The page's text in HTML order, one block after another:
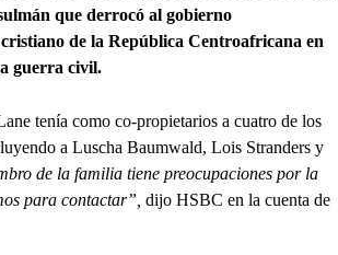
que derrocó al gobierno
de la República Centroafricana en
guerra civil.
tenía como co-propietarios a cuatro de los
a Luscha Baumwald, Lois Stranders y
de la familia tiene preocupaciones por la
para contactar”, dijo HSBC en la cuenta de